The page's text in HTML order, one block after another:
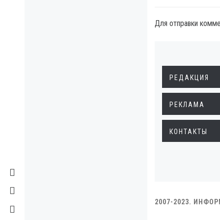
Для отправки
РЕДАКЦИЯ
РЕКЛАМА
КОНТАКТЫ
2007-2023.